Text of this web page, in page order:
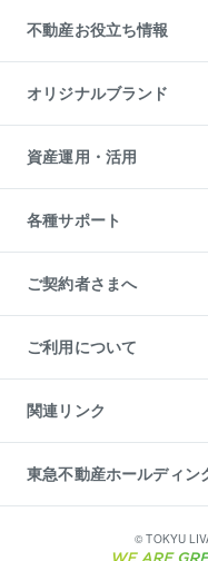
貸すガイド
事業用不動産
マンション投資
投資用マンション
アパート経営
収益物件
ビル購入（ビル一棟）
投資用不動産の売却査定
事業用不動産の売却査定
不動産お役立ち情報
マンションライブラリー
人気マンションランキング
暮らしに役立つ不動産メディ
不動産相場・不動産価格情報
不動産コラム・ニュース
不動産用語集
不動産なんでもネット相談室
住まいの税金
オリジナルブランド
一棟リノベーションマンション
L`GENTE（ルジェンテ）
区分リノベーションマンショ
投資用一棟レジデンスWELL
不動産小口投資
LEGACIA（レガシア）
資産運用・活用
不動産M&A
アセットマネジメント・出資
各種サポート
相続サポート
リフォームサポート
ご契約者さまへ
ご紹介・再契約特典
入居者様専用-各種ご案内（賃
東急こすもす会「こすもす
ご利用について
金融商品取引について
東急リバブル ソーシャルメデ
ご意見・お問い合わせ（金
ダイレクトメール（郵送物）
関連リンク
これからご結婚される方に東
人材サービスのご用命は 東
東北の逸品を贈ります 東北
東急不動産ホールディン
東急コミュニティー© TOKYU